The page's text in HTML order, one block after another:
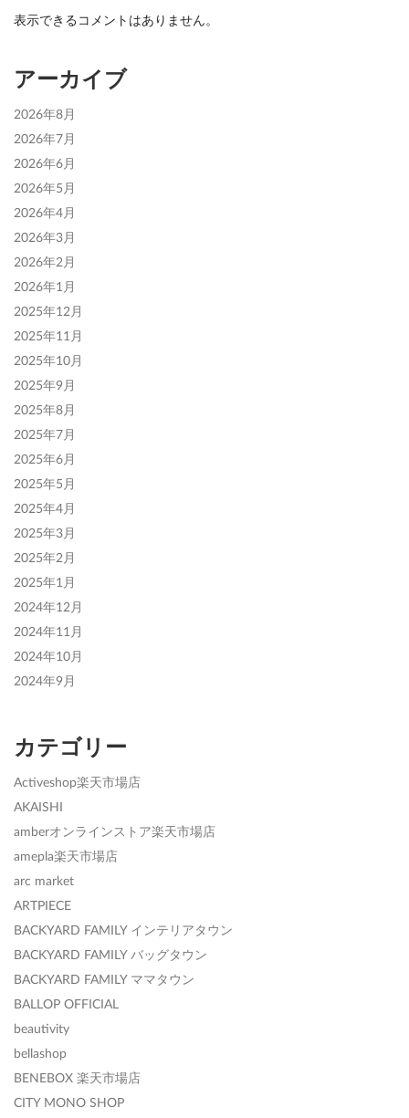
表示できるコメントはありません。
アーカイブ
2026年8月
2026年7月
2026年6月
2026年5月
2026年4月
2026年3月
2026年2月
2026年1月
2025年12月
2025年11月
2025年10月
2025年9月
2025年8月
2025年7月
2025年6月
2025年5月
2025年4月
2025年3月
2025年2月
2025年1月
2024年12月
2024年11月
2024年10月
2024年9月
カテゴリー
Activeshop楽天市場店
AKAISHI
amberオンラインストア楽天市場店
amepla楽天市場店
arc market
ARTPIECE
BACKYARD FAMILY インテリアタウン
BACKYARD FAMILY バッグタウン
BACKYARD FAMILY ママタウン
BALLOP OFFICIAL
beautivity
bellashop
BENEBOX 楽天市場店
CITY MONO SHOP